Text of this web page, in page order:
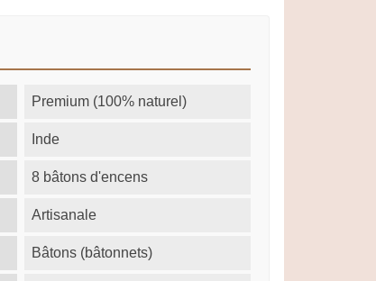
Premium (100% naturel)
Inde
8 bâtons d'encens
Artisanale
Bâtons (bâtonnets)